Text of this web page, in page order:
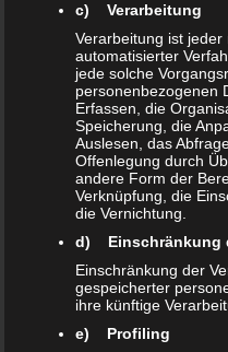
c) Verarbeitung
Verarbeitung ist
automatisierter
jede solche
personenbezogenen
Erfassen, die
Speicherung, die
Auslesen, das
Offenlegung durch
andere Form der
Verknüpfung, die
die Vernichtung.
d) Einschränkung
Einschränkung der
gespeicherter
ihre künftige
e) Profiling